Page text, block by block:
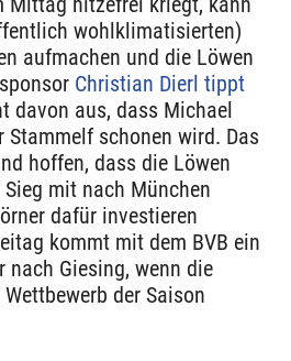
wohlklimatisierten)
aufmachen und die Löwen
Christian Dierl tippt
davon aus, dass Michael
Stammelf schonen wird. Das
hoffen, dass die Löwen
mit nach München
dafür investieren
kommt mit dem BVB ein
nach Giesing, wenn die
der Saison